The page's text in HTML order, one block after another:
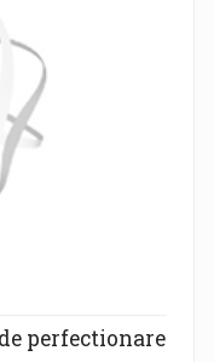
perfectionare